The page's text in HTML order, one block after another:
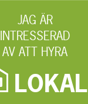
JAG ÄR
INTRESSERAD
AV ATT HYRA
LOKAL